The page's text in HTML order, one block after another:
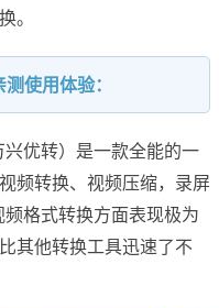
。
使用体验：
优转）是一款全能的一
频转换、视频压缩，录屏
格式转换方面表现极为
其他转换工具迅速了不